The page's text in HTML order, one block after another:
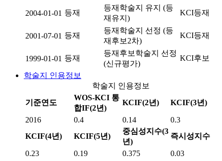
2004-01-01 등재
등재학술지 유지 (등
재유지)
KCI등재
2001-07-01 등재
등재학술지 선정 (등
재후보2차)
KCI등재
1999-01-01 등재
등재후보학술지 선정
(신규평가)
KCI후보
학술지 인용정보
학술지 인용정보
기준연도
WOS-KCI 통
합IF(2년)
KCIF(2년) KCIF(3년)
2016 0.4 0.14
0.3
KCIF(4년)
KCIF(5년)
중심성지수(3
년)
즉시성지수
0.23 0.19 0.375 0.03